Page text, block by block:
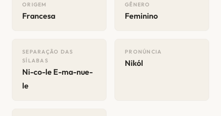
ORIGEM
Francesa
GÊNERO
Feminino
SEPARAÇÃO DAS
SÍLABAS
Ni-co-le E-ma-nue-
le
PRONÚNCIA
Nikól